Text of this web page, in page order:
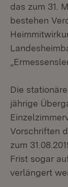
das zum 31.
bestehen
Die
jährige
Vorschriften
zum
Frist sogar
verlängert